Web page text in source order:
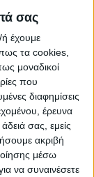
σας
ή έχουμε
τα cookies,
μοναδικοί
που
διαφημίσεις
έρευνα
σας, εμείς
ακριβή
μέσω
να συναινέσετε
ΙΓΝΑΤΙΟΣ ΠΡΟΣ